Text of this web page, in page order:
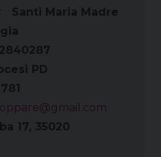
Santi Maria Madre
PD
17, 35020